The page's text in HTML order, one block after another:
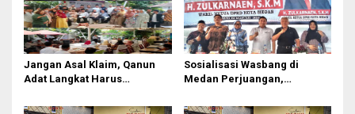
Jangan Asal Klaim, Qanun
Adat Langkat Harus
Ilmiah
Sosialisasi Wasbang di
Medan Perjuangan,
Perjuangkan Ruang Bermain